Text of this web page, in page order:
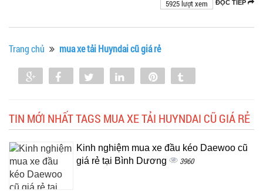
ĐỌC TIẾP
5925 lượt xem
Trang chủ mua xe tải Huyndai cũ giá rẻ
Share Share Tweet Share
TIN MỚI NHẤT TAGS MUA XE TẢI HUYNDAI CŨ GIÁ RẺ
Kinh nghiệm mua xe đầu kéo Daewoo cũ
giá rẻ tại Bình Dương
3960